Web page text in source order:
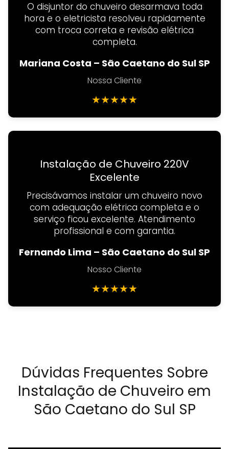
O disjuntor do chuveiro desarmava toda
hora e o eletricista resolveu rapidamente
com troca correta e revisão elétrica
completa.
Mariana Costa – São Caetano do Sul SP
Nossa Cliente
★★★★★
Instalação de Chuveiro 220V
Excelente
Precisávamos instalar um chuveiro novo
com adequação elétrica completa e o
serviço ficou excelente. Atendimento
profissional e com garantia.
Fernando Lima – São Caetano do Sul SP
Nosso Cliente
★★★★★
Dúvidas Frequentes Sobre
Instalação de Chuveiro em
São Caetano do Sul SP